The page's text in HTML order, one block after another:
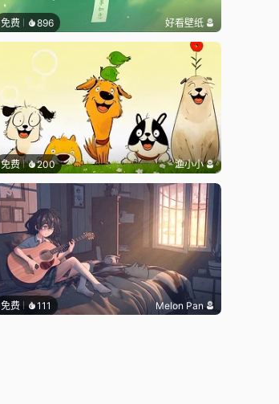
免费 896 好看壁纸
免费 200 渔小小
免费 111 Melon Pan